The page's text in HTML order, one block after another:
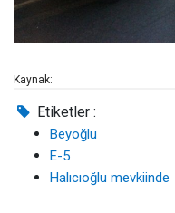
Kaynak:
Etiketler :
Beyoğlu
E-5
Halıcıoğlu mevkiinde